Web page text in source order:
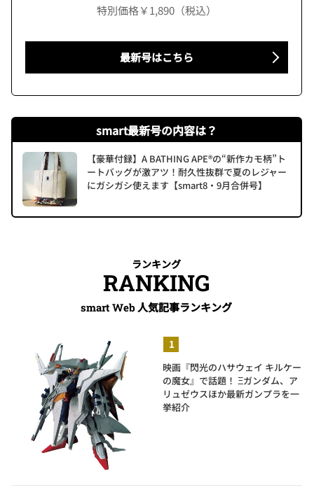
特別価格￥1,890（税込）
最新号はこちら
smart最新号の内容は？
【豪華付録】A BATHING APE®の“新作カモ柄”ト
ートバッグが激アツ！耐久性抜群で夏のレジャー
にガシガシ使えます【smart8・9月合併号】
ランキング
RANKING
smart Web 人気記事ランキング
映画『閃光のハサウェイ キルケー
の魔女』で話題！ Ξガンダム、ア
リュゼウスほか最新ガンプラを一
挙紹介